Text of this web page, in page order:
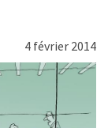
4 février 2014